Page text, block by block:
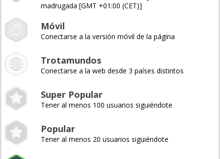
madrugada [GMT +01:00 (CET)]
Móvil
Conectarse a la versión móvil de la página
Trotamundos
Conectarse a la web desde 3 países distintos
Super Popular
Tener al menos 100 usuarios siguiéndote
Popular
Tener al menos 20 usuarios siguiéndote